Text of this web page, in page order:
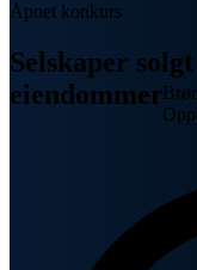
Åpnet konkurs
Selskaper
eiendommer